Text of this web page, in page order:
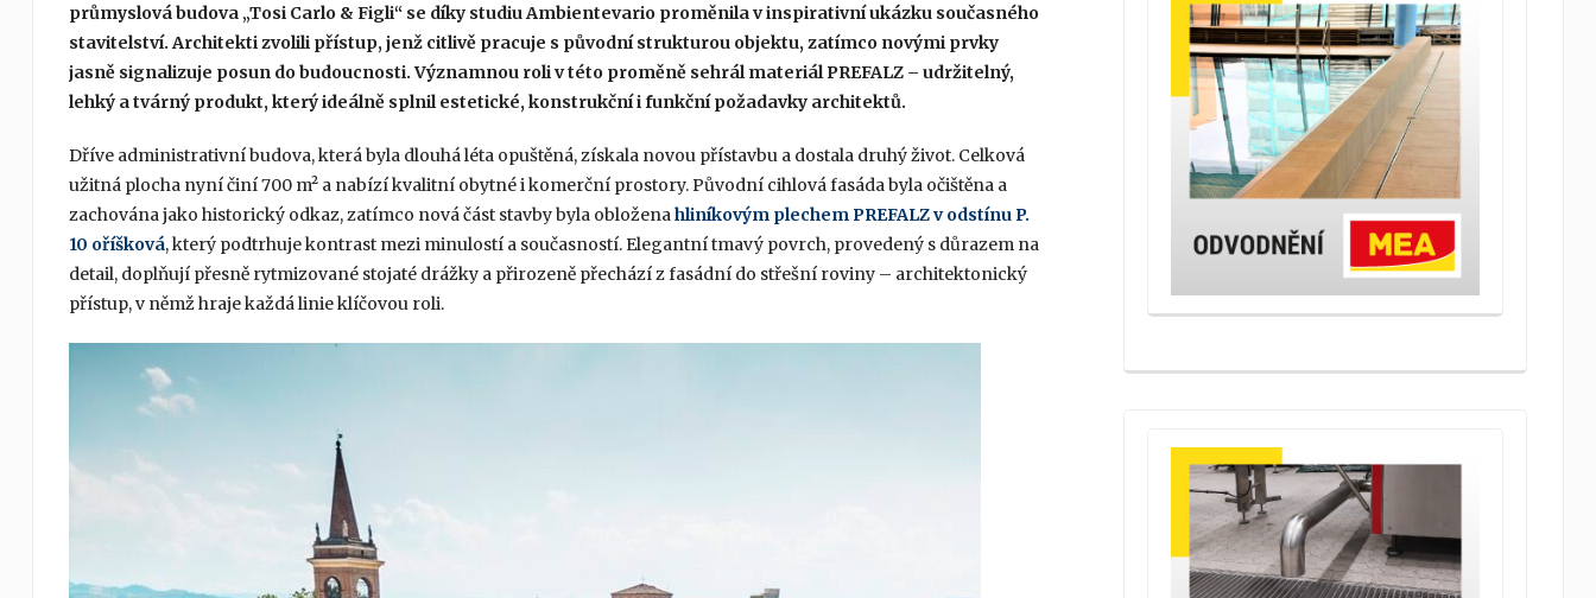
průmyslová budova „Tosi Carlo & Figli“ se díky studiu Ambientevario proměnila v inspirativní ukázku současného
stavitelství. Architekti zvolili přístup, jenž citlivě pracuje s původní strukturou objektu, zatímco novými prvky
jasně signalizuje posun do budoucnosti. Významnou roli v této proměně sehrál materiál PREFALZ – udržitelný,
lehký a tvárný produkt, který ideálně splnil estetické, konstrukční i funkční požadavky architektů.
Dříve administrativní budova, která byla dlouhá léta opuštěná, získala novou přístavbu a dostala druhý život. Celková
užitná plocha nyní činí 700 m² a nabízí kvalitní obytné i komerční prostory. Původní cihlová fasáda byla očištěna a
zachována jako historický odkaz, zatímco nová část stavby byla obložena hliníkovým plechem PREFALZ v odstínu P.
10 oříšková, který podtrhuje kontrast mezi minulostí a současností. Elegantní tmavý povrch, provedený s důrazem na
detail, doplňují přesně rytmizované stojaté drážky a přirozeně přechází z fasádní do střešní roviny – architektonický
přístup, v němž hraje každá linie klíčovou roli.